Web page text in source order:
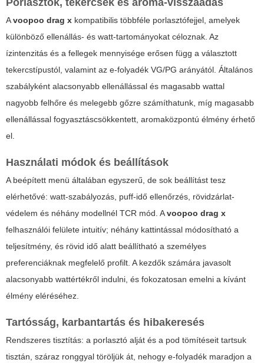
Avoopoo drag x kompatibilis többféle porlasztófejjel, amelyek
különböző ellenállás- és watt-tartományokat céloznak. Az
ízintenzitás és a fellegek mennyisége erősen függ a választott
tekercstípustól, valamint az e-folyadék VG/PG arányától. Általános
szabályként alacsonyabb ellenállással és magasabb wattal
nagyobb felhőre és melegebb gőzre számíthatunk, míg magasabb
ellenállással fogyasztáscsökkentett, aromaközpontú élmény érhető
el.
Használati módok és beállítások
A beépített menü általában egyszerű, de sok beállítást tesz
elérhetővé: watt-szabályozás, puff-idő ellenőrzés, rövidzárlat-
védelem és néhány modellnél TCR mód. Avoopoo drag x
felhasználói felülete intuitív; néhány kattintással módosítható a
teljesítmény, és rövid idő alatt beállítható a személyes
preferenciáknak megfelelő profilt. A kezdők számára javasolt
alacsonyabb wattértékről indulni, és fokozatosan emelni a kívánt
élmény eléréséhez.
Tartósság, karbantartás és hibakeresés
Rendszeres tisztítás: a porlasztó alját és a pod tömítéseit tartsuk
tisztán, száraz ronggyal töröljük át, nehogy e-folyadék maradjon a